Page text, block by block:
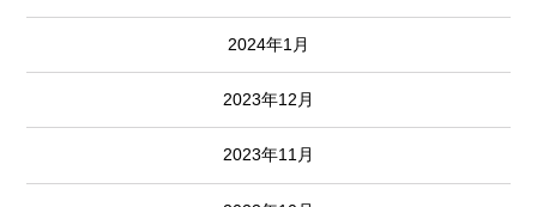
2024年1月
2023年12月
2023年11月